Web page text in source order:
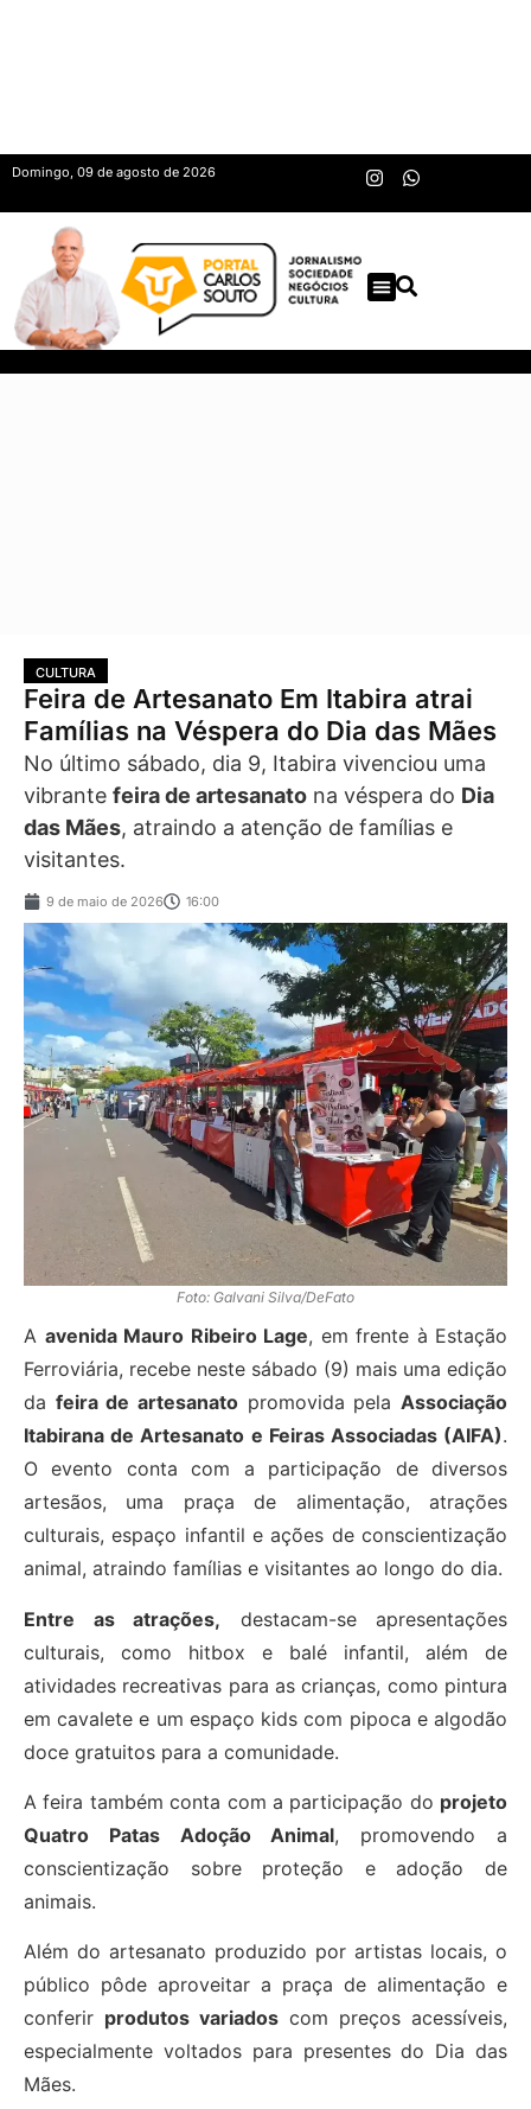
Domingo, 09 de agosto de 2026
CULTURA
Feira de Artesanato Em Itabira atrai
Famílias na Véspera do Dia das Mães
No último sábado, dia 9, Itabira vivenciou uma
vibrante feira de artesanato na véspera do Dia
das Mães, atraindo a atenção de famílias e
visitantes.
9 de maio de 2026 16:00
Foto: Galvani Silva/DeFato
A avenida Mauro Ribeiro Lage, em frente à Estação
Ferroviária, recebe neste sábado (9) mais uma edição
da feira de artesanato promovida pelaAssociação
Itabirana de Artesanato e Feiras Associadas (AIFA).
O evento conta com a participação de diversos
artesãos, uma praça de alimentação, atrações
culturais, espaço infantil e ações de conscientização
animal, atraindo famílias e visitantes ao longo do dia.
Entre as atrações, destacam-se apresentações
culturais, como hitbox e balé infantil, além de
atividades recreativas para as crianças, como pintura
em cavalete e um espaço kids com pipoca e algodão
doce gratuitos para a comunidade.
A feira também conta com a participação do projeto
Quatro Patas Adoção Animal, promovendo a
conscientização sobre proteção e adoção de
animais.
Além do artesanato produzido por artistas locais, o
público pôde aproveitar a praça de alimentação e
conferir produtos variados com preços acessíveis,
especialmente voltados para presentes do Dia das
Mães.